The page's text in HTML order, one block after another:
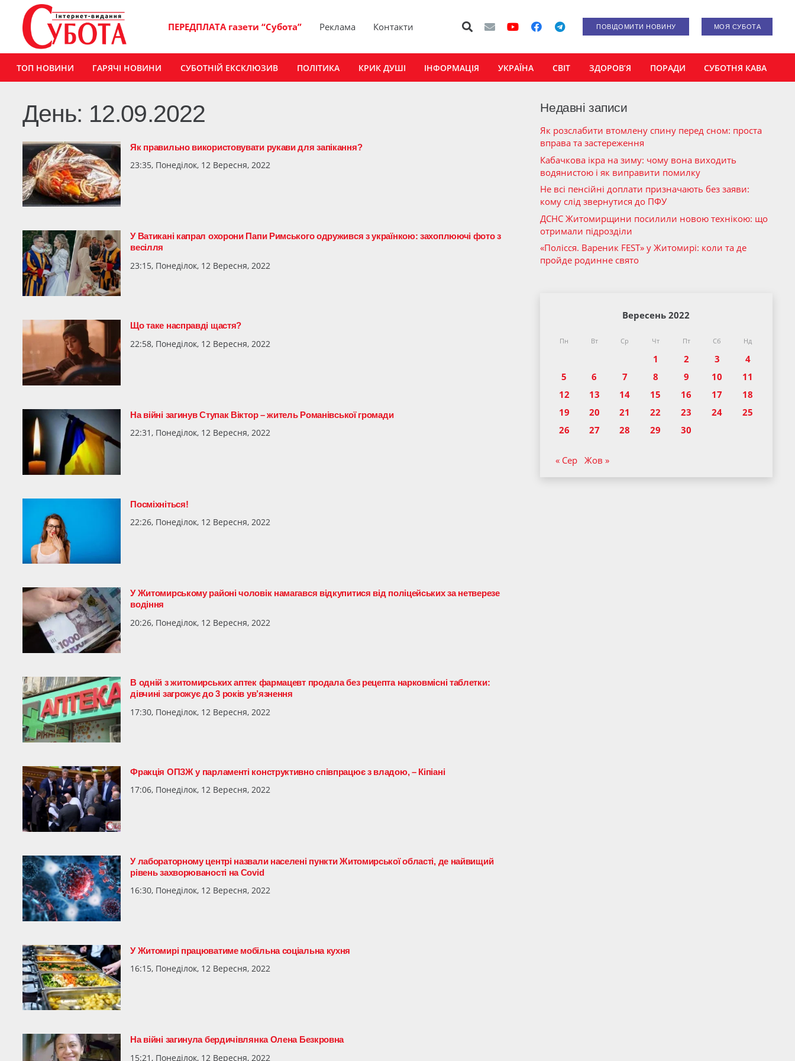
ПЕРЕДПЛАТА газети “Субота” Реклама Контакти ПОВІДОМИТИ НОВИНУ МОЯ СУБОТА
ТОП НОВИНИ ГАРЯЧІ НОВИНИ СУБОТНІЙ ЕКСКЛЮЗИВ ПОЛІТИКА КРИК ДУШІ ІНФОРМАЦІЯ УКРАЇНА СВІТ ЗДОРОВ’Я ПОРАДИ СУБОТНЯ КАВА
День: 12.09.2022
Як правильно використовувати рукави для запікання?
23:35, Понеділок, 12 Вересня, 2022
У Ватикані капрал охорони Папи Римського одружився з українкою: захоплюючі фото з
весілля
23:15, Понеділок, 12 Вересня, 2022
Що таке насправді щастя?
22:58, Понеділок, 12 Вересня, 2022
На війні загинув Ступак Віктор – житель Романівської громади
22:31, Понеділок, 12 Вересня, 2022
Посміхніться!
22:26, Понеділок, 12 Вересня, 2022
У Житомирському районі чоловік намагався відкупитися від поліцейських за нетверезе
водіння
20:26, Понеділок, 12 Вересня, 2022
В одній з житомирських аптек фармацевт продала без рецепта нарковмісні таблетки:
дівчині загрожує до 3 років ув’язнення
17:30, Понеділок, 12 Вересня, 2022
Фракція ОПЗЖ у парламенті конструктивно співпрацює з владою, – Кіпіані
17:06, Понеділок, 12 Вересня, 2022
У лабораторному центрі назвали населені пункти Житомирської області, де найвищий
рівень захворюваності на Covid
16:30, Понеділок, 12 Вересня, 2022
У Житомирі працюватиме мобільна соціальна кухня
16:15, Понеділок, 12 Вересня, 2022
На війні загинула бердичівлянка Олена Безкровна
15:21, Понеділок, 12 Вересня, 2022
Недавні записи
Як розслабити втомлену спину перед сном: проста
вправа та застереження
Кабачкова ікра на зиму: чому вона виходить
водянистою і як виправити помилку
Не всі пенсійні доплати призначають без заяви:
кому слід звернутися до ПФУ
ДСНС Житомирщини посилили новою технікою: що
отримали підрозділи
«Полісся. Вареник FEST» у Житомирі: коли та де
пройде родинне свято
Вересень 2022
Пн Вт Ср Чт Пт Сб Нд
1 2 3
4
5
6 7 8 9 10
11
12
13 14 15 16 17
18
19
20 21 22 23 24
25
26
27 28 29 30
« Сер Жов »